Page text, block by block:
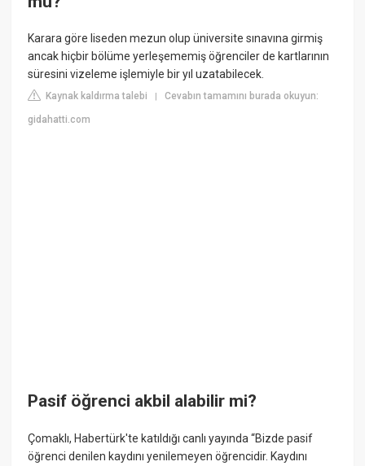
Karara göre liseden mezun olup üniversite sınavına girmiş
ancak hiçbir bölüme yerleşememiş öğrenciler de kartlarının
süresini vizeleme işlemiyle bir yıl uzatabilecek.
Kaynak kaldırma talebi |Cevabın tamamını burada okuyun:
gidahatti.com
Pasif öğrenci akbil alabilir mi?
Çomaklı, Habertürk'te katıldığı canlı yayında “Bizde pasif
öğrenci denilen kaydını yenilemeyen öğrencidir. Kaydını